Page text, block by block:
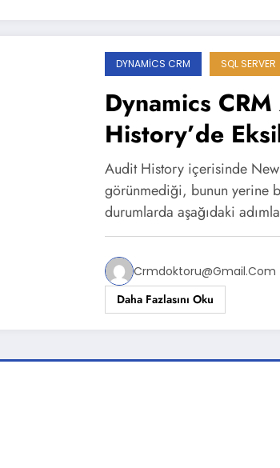
DYNAMICS CRM SQL SERVER
Dynamics
History’de
Gözükmesi
Audit History içerisinde
görünmediği, bunun yerine
durumlarda aşağıdaki
Crmdoktoru@gmail.com
Daha Fazlasını Oku